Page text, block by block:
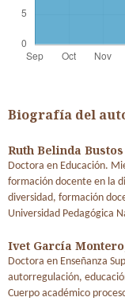
Biografía del
Ruth Belinda
Doctora en Educación.
formación docente en la
diversidad, formación
Universidad Pedagógica
Ivet García
Doctora en Enseñanza
autorregulación,
Cuerpo académico